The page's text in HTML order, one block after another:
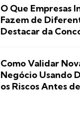
O Que Empresas
Fazem de
Destacar da
Como Validar
Negócio Usando
os Riscos Antes